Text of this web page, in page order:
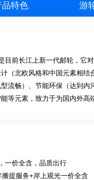
品特色 游
目前长江上新一代邮轮，它
（北欧风格和中国元素相
流畅）、节能环保（达到内
等元素，致力于为国内外高
一价全含，品质出行
提服务+岸上观光一价全含